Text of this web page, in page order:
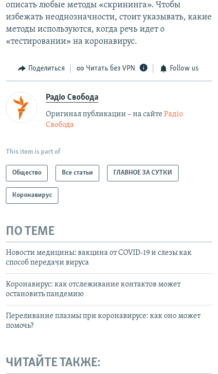
описать любые методы «скрининга». Чтобы
избежать неоднозначности, стоит указывать, какие
методы используются, когда речь идет о
«тестировании» на коронавирус.
Поделиться Читать без VPN Follow us
Радіо Свобода
Оригинал публикации – на сайте Радіо
Свобода
This item is part of
Общество Все статьи ГЛАВНОЕ ЗА СУТКИ
Коронавирус
ПО ТЕМЕ
Новости медицины: вакцина от COVID-19 и слезы как
способ передачи вируса
Коронавирус: как отслеживание контактов может
остановить пандемию
Переливание плазмы при коронавирусе: как оно может
помочь?
ЧИТАЙТЕ ТАКЖЕ: